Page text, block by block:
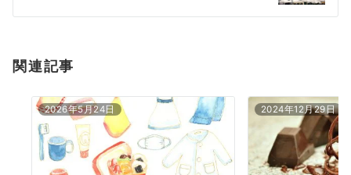
ン
関連記事
2026年5月24日 2024年12月29日